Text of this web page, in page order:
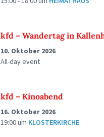
kfd – Wandertag in
10. Oktober 2026
All-day event
kfd – Kinoabend
16. Oktober 2026
19:00um KLOSTERKIRCHE